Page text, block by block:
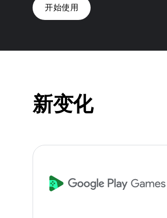
开始使用
新变化